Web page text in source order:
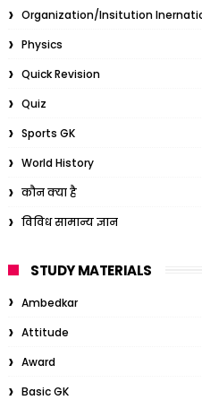
Organization/Insitution
Physics
Quick Revision
Quiz
Sports GK
World History
कौन क्या है
विविध सामान्य ज्ञान
STUDY MATERIALS
Ambedkar
Attitude
Award
Basic GK